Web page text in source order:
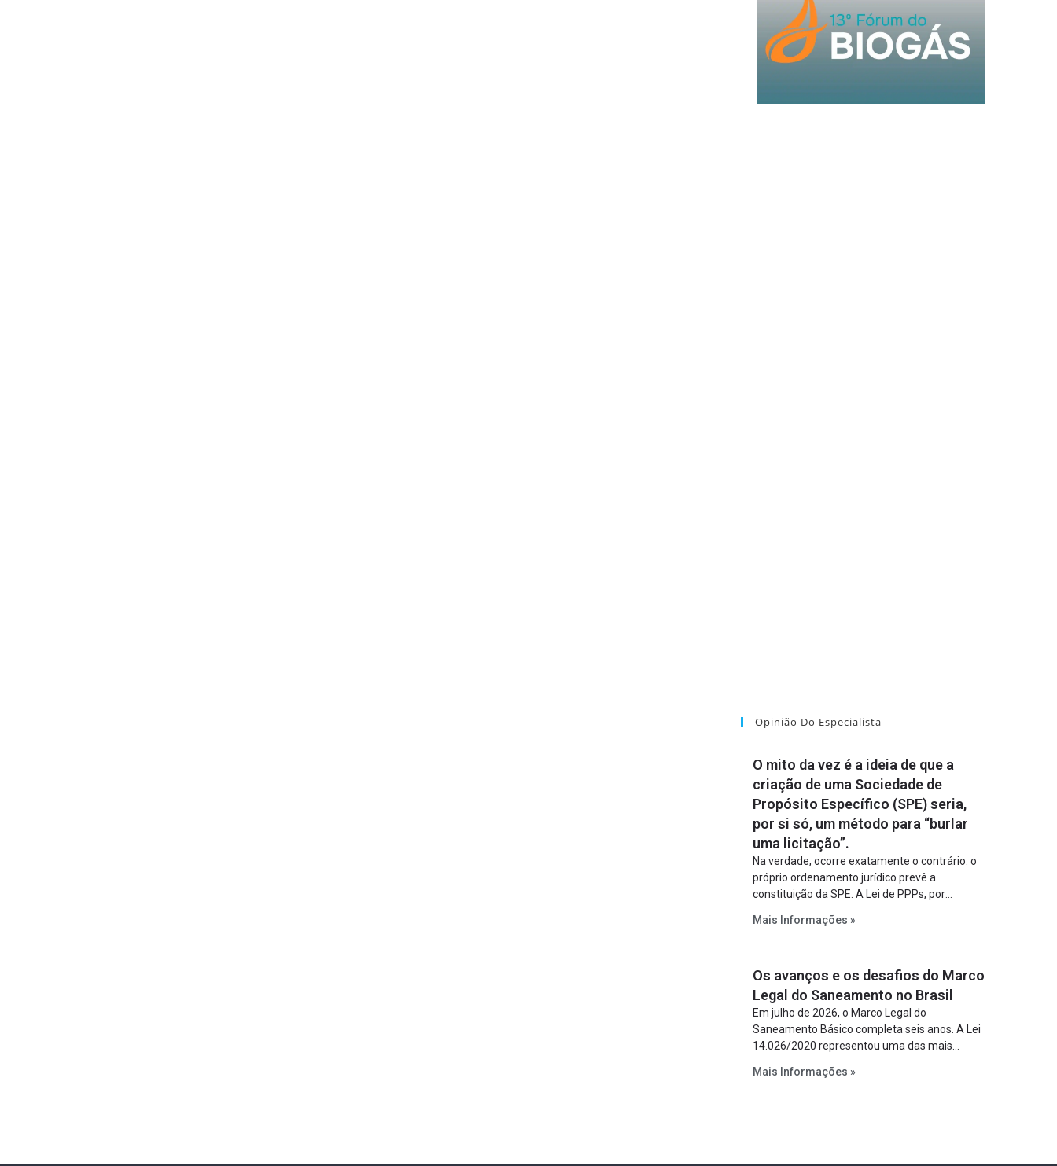
Opinião Do Especialista
O mito da vez é a ideia de que a
criação de uma Sociedade de
Propósito Específico (SPE) seria,
por si só, um método para “burlar
uma licitação”.
Na verdade, ocorre exatamente o contrário: o
próprio ordenamento jurídico prevê a
constituição da SPE. A Lei de PPPs, por
constitua uma SPE para implantar e gerir o
Lei de Concessões, a figura é facultativa e
sujeita a uma escolha racional de projeto a
projeto.
Mais Informações »
Os avanços e os desafios do Marco
Legal do Saneamento no Brasil
Em julho de 2026, o Marco Legal do
Saneamento Básico completa seis anos. A Lei
14.026/2020 representou uma das mais
estabelecer metas claras para a
mecanismos voltados à segurança jurídica dos
Mais Informações »